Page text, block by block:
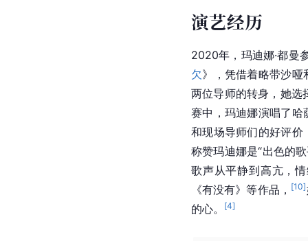
演艺经历
2020年，玛迪娜·都曼
欠》，凭借着略带沙
两位导师的转身，她选
赛中， 玛迪娜演唱了 哈
和现场导师们的好评价
称赞玛迪娜是“出色的
歌声从平静到高亢，
《有没有》等作品， [10]
的心。
[4]